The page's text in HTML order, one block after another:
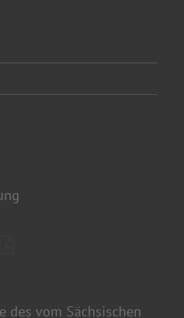
des vom Sächsischen